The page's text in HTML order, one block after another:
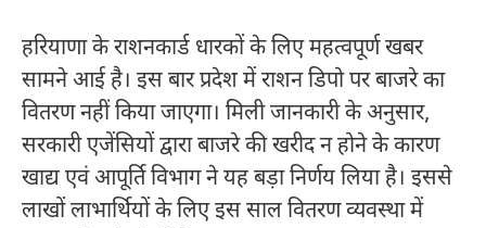
हरियाणा के राशनकार्ड धारकों के लिए महत्वपूर्ण खबर
सामने आई है। इस बार प्रदेश में राशन डिपो पर बाजरे का
वितरण नहीं किया जाएगा। मिली जानकारी के अनुसार,
सरकारी एजेंसियों द्वारा बाजरे की खरीद न होने के कारण
खाद्य एवं आपूर्ति विभाग ने यह बड़ा निर्णय लिया है। इससे
लाखों लाभार्थियों के लिए इस साल वितरण व्यवस्था में